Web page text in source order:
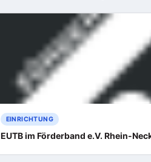
EINRICHTUNG
EUTB im Förderband e.V. Rhein-